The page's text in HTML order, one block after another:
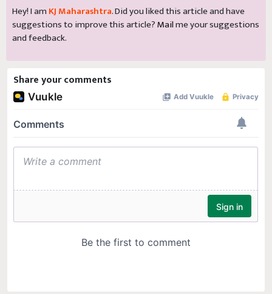
Hey! I am KJ Maharashtra. Did you liked this article and have
suggestions to improve this article?Mailme your suggestions
and feedback.
Share your comments